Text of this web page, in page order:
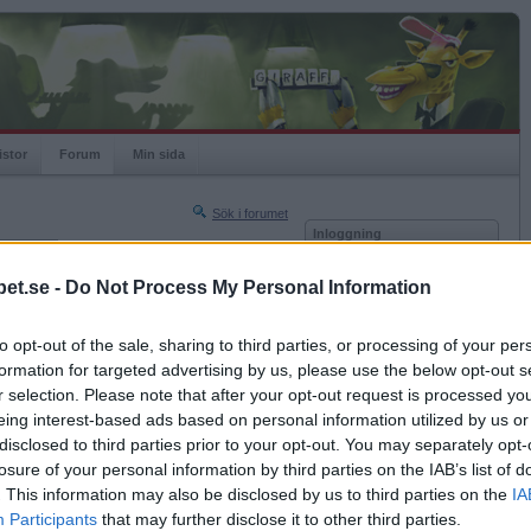
- Do Not Process My Personal Information
opt-out of the sale, sharing to third parties, or processing of your
for targeted advertising by us, please use the below opt-out
selection. Please note that after your opt-out request is processed
interest-based ads based on personal information utilized by us
to third parties prior to your opt-out. You may separately
of your personal information by third parties on the IAB’s list of
This information may also be disclosed by us to third parties on the
Participants that may further disclose it to other third parties.
Forum Min sida
Sök i forumet
Nästa sida »
2011-04-21 12:02
är valborg. :D
Inloggning
Kom ihåg mig
Glömt ditt lösenord?
Få ny aktiveringslänk
Betapet är gratis!